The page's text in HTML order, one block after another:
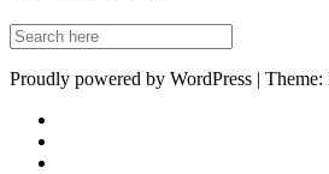
Proudly powered by WordPress |